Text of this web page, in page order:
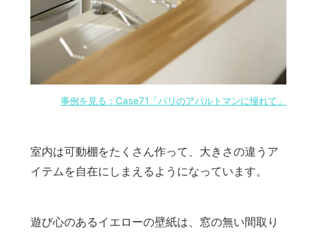
事例を見る：Case71「パリのアパルトマンに憧れて」
室内は可動棚をたくさん作って、大きさの違うア
イテムを自在にしまえるようになっています。
遊び心のあるイエローの壁紙は、窓の無い間取り